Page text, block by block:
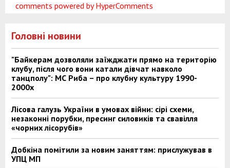
comments powered by HyperComments
Головні новини
"Байкерам дозволяли заїжджати прямо на територію
клубу, після чого вони катали дівчат навколо
танцполу": МС Риба – про клубну культуру 1990-
2000х
Лісова галузь України в умовах війни: сірі схеми,
незаконні порубки, пресинг силовиків та свавілля
«чорних лісорубів»
Добкіна помітили за новим заняттям: прислужував в
УПЦ МП